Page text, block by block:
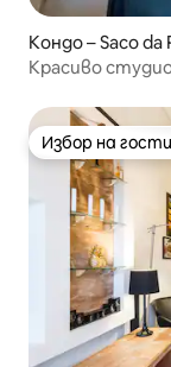
Кондо – Saco da
Красиво
Избор на
Избор на